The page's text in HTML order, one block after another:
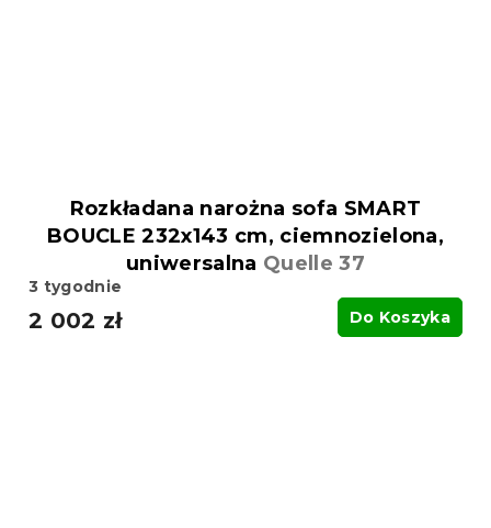
Rozkładana narożna sofa SMART
BOUCLE 232x143 cm, ciemnozielona,
uniwersalna Quelle 37
3 tygodnie
2 002 zł Do Koszyka